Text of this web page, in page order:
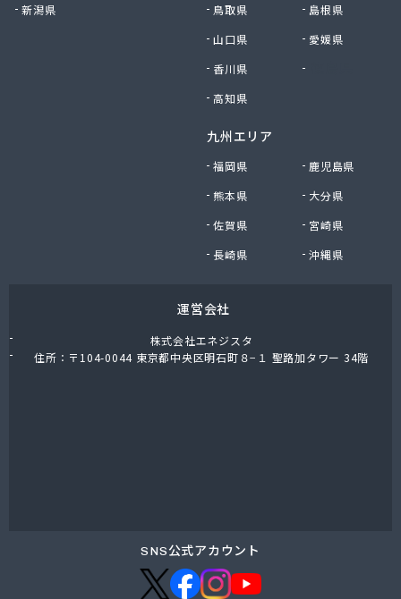
大屋商店有限会社
大垣ガス株式会社 岐阜営業所
大陽日酸エネルギー株式会社 岐阜支店本巣出張所
大陽日酸エネルギー中部株式会社 東濃支店
中島米穀株式会社 本社
中濃ガス
土岐ガス株式会社
新潟県
鳥取県
島根県
山口県
愛媛県
香川県
高知県
九州エリア
福岡県
鹿児島県
熊本県
大分県
佐賀県
宮崎県
長崎県
沖縄県
運営会社
株式会社エネジスタ
住所：〒104-0044 東京都中央区明石町８−１ 聖路加タワー 34階
SNS公式アカウント